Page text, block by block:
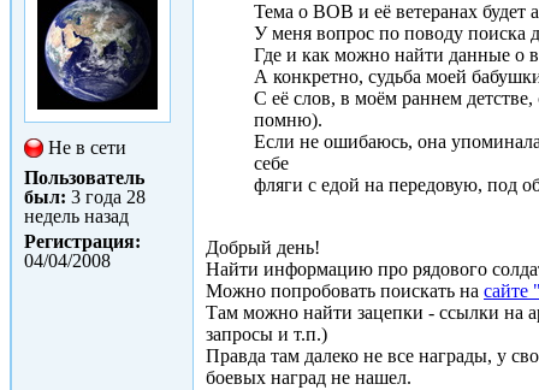
Не в сети
Пользователь
был: 3 года 28
недель назад
Регистрация:
04/04/2008
Тема о ВОВ и её ветеранах будет
У меня вопрос по поводу поиска
Где и как можно найти данные о
А конкретно, судьба моей
С её слов, в моём раннем
помню).
Если не ошибаюсь, она
себе
фляги с едой на передовую, под
Добрый день!
Найти информацию про рядового
Можно попробовать поискать на сайте
Там можно найти зацепки - ссылки на
запросы и т.п.)
Правда там далеко не все награды, у
боевых наград не нашел.